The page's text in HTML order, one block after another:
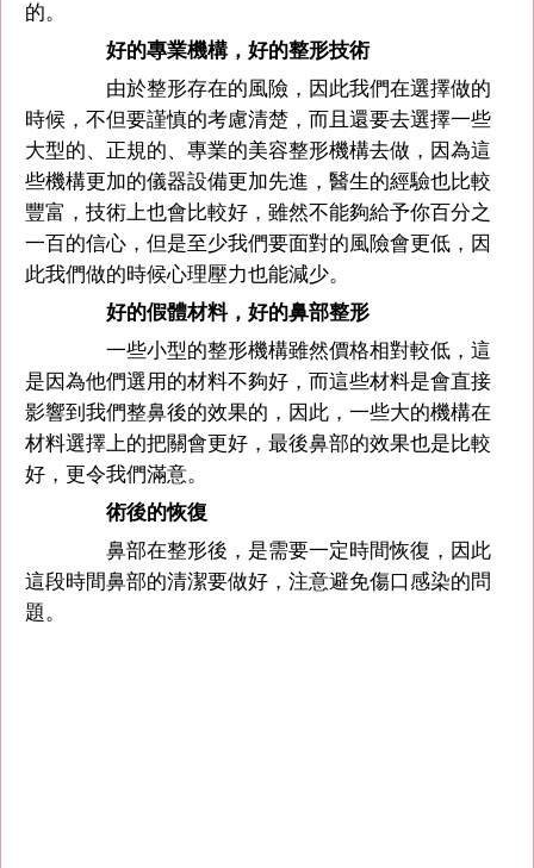
的。
好的專業機構，好的整形技術
由於整形存在的風險，因此我們在選擇做的
時候，不但要謹慎的考慮清楚，而且還要去選擇一些
大型的、正規的、專業的美容整形機構去做，因為這
些機構更加的儀器設備更加先進，醫生的經驗也比較
豐富，技術上也會比較好，雖然不能夠給予你百分之
一百的信心，但是至少我們要面對的風險會更低，因
此我們做的時候心理壓力也能減少。
好的假體材料，好的鼻部整形
一些小型的整形機構雖然價格相對較低，這
是因為他們選用的材料不夠好，而這些材料是會直接
影響到我們整鼻後的效果的，因此，一些大的機構在
材料選擇上的把關會更好，最後鼻部的效果也是比較
好，更令我們滿意。
術後的恢復
鼻部在整形後，是需要一定時間恢復，因此
這段時間鼻部的清潔要做好，注意避免傷口感染的問
題。